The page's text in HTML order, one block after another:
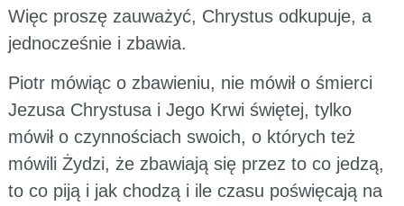
Więc proszę zauważyć, Chrystus odkupuje, a
jednocześnie i zbawia.
Piotr mówiąc o zbawieniu, nie mówił o śmierci
Jezusa Chrystusa i Jego Krwi świętej, tylko
mówił o czynnościach swoich, o których też
mówili Żydzi, że zbawiają się przez to co jedzą,
to co piją i jak chodzą i ile czasu poświęcają na